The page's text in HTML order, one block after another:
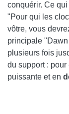
conquérir. Ce
"Pour qui les
vôtre, vous
principale
plusieurs fois
du support :
puissante et en